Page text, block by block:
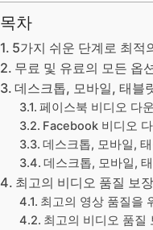
목차
5가지 쉬운 단계로 최적
무료 및 유료의 모든 옵
데스크톱, 모바일, 태블
페이스북 비디오 다
Facebook 비디오
데스크톱, 모바일,
데스크톱, 모바일,
최고의 비디오 품질 보
최고의 영상 품질을
최고의 비디오 품질